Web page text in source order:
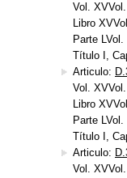
Vol.
Libro
Parte
Título I,
Articulo:
Vol.
Libro
Parte
Título I,
Articulo:
Vol.